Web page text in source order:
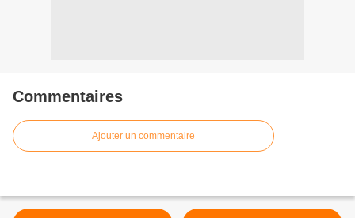
Commentaires
Ajouter un commentaire